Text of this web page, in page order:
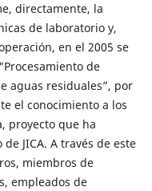
directamente, la
de laboratorio y,
en el 2005 se
de
aguas residuales”, por
el conocimiento a los
proyecto que ha
JICA. A través de este
miembros de
empleados de